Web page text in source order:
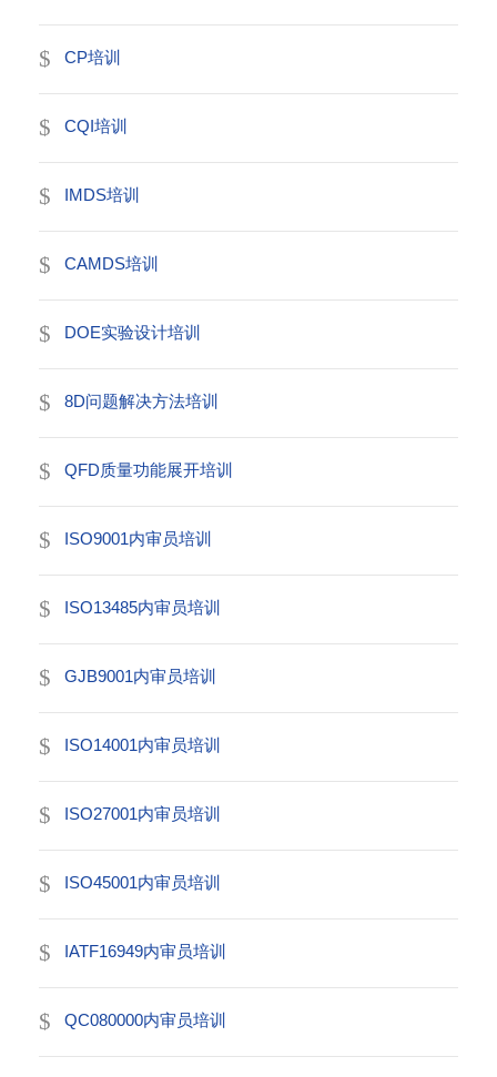
CP培训
CQI培训
IMDS培训
CAMDS培训
DOE实验设计培训
8D问题解决方法培训
QFD质量功能展开培训
ISO9001内审员培训
ISO13485内审员培训
GJB9001内审员培训
ISO14001内审员培训
ISO27001内审员培训
ISO45001内审员培训
IATF16949内审员培训
QC080000内审员培训